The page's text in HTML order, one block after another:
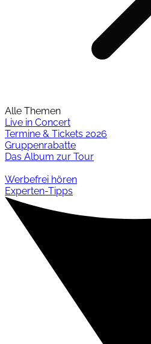
Alle Themen
Live in Concert
Termine & Tickets 2026
Gruppenrabatte
Das Album zur Tour
Werbefrei hören
Experten-Tipps